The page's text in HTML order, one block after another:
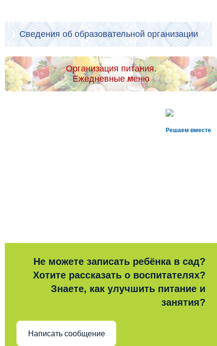
Сведения об образовательной организации
Организация питания.
Ежедневные меню
Решаем вместе
Не можете записать ребёнка в сад?
Хотите рассказать о воспитателях?
Знаете, как улучшить питание и
занятия?
Написать сообщение